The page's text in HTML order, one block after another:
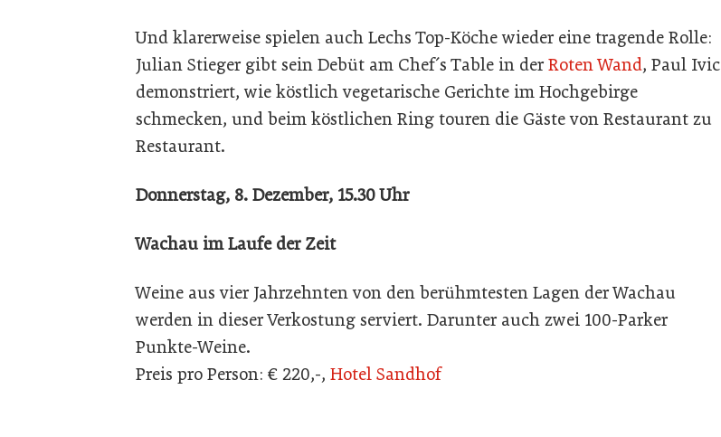
Und klarerweise spielen auch Lechs Top-Köche wieder eine tragende Rolle:
Julian Stieger gibt sein Debüt am Chef´s Table in der Roten Wand, Paul Ivic
demonstriert, wie köstlich vegetarische Gerichte im Hochgebirge
schmecken, und beim köstlichen Ring touren die Gäste von Restaurant zu
Restaurant.
Donnerstag, 8. Dezember, 15.30 Uhr
Wachau im Laufe der Zeit
Weine aus vier Jahrzehnten von den berühmtesten Lagen der Wachau
werden in dieser Verkostung serviert. Darunter auch zwei 100-Parker
Punkte-Weine.
Preis pro Person: € 220,-, Hotel Sandhof